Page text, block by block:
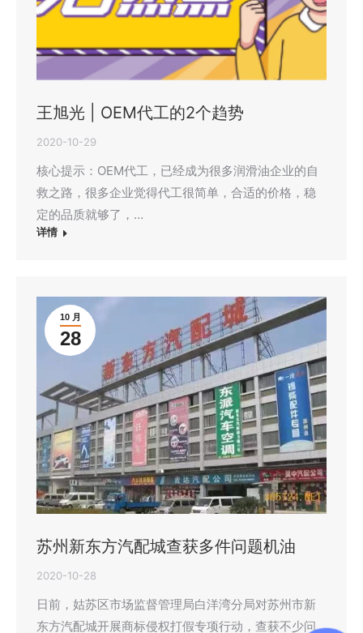
王旭光 | OEM代工的2个趋势
2020-10-29
核心提示：OEM代工，已经成为很多润滑油企业的自
救之路，很多企业觉得代工很简单，合适的价格，稳
定的品质就够了，…
详情
10 月
28
苏州新东方汽配城查获多件问题机油
2020-10-28
日前，姑苏区市场监督管理局白洋湾分局对苏州市新
东方汽配城开展商标侵权打假专项行动，查获不少问